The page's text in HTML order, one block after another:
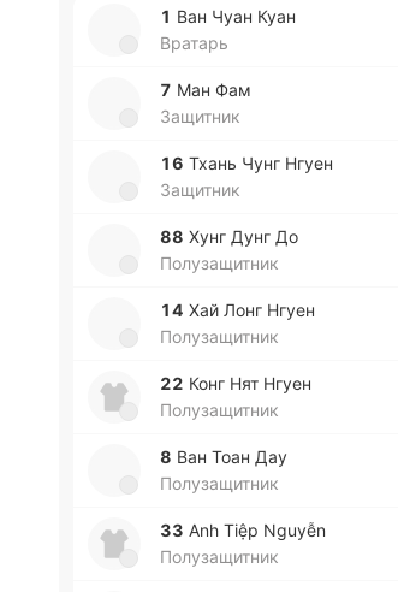
1 Ван Чуан Куан
Вратарь
7 Ман Фам
Защитник
16 Тхань Чунг Нгуен
Защитник
88 Хунг Дунг До
Полузащитник
14 Хай Лонг Нгуен
Полузащитник
22 Конг Нят Нгуен
Полузащитник
8 Ван Тоан Дау
Полузащитник
33 Anh Tiệp Nguyễn
Полузащитник